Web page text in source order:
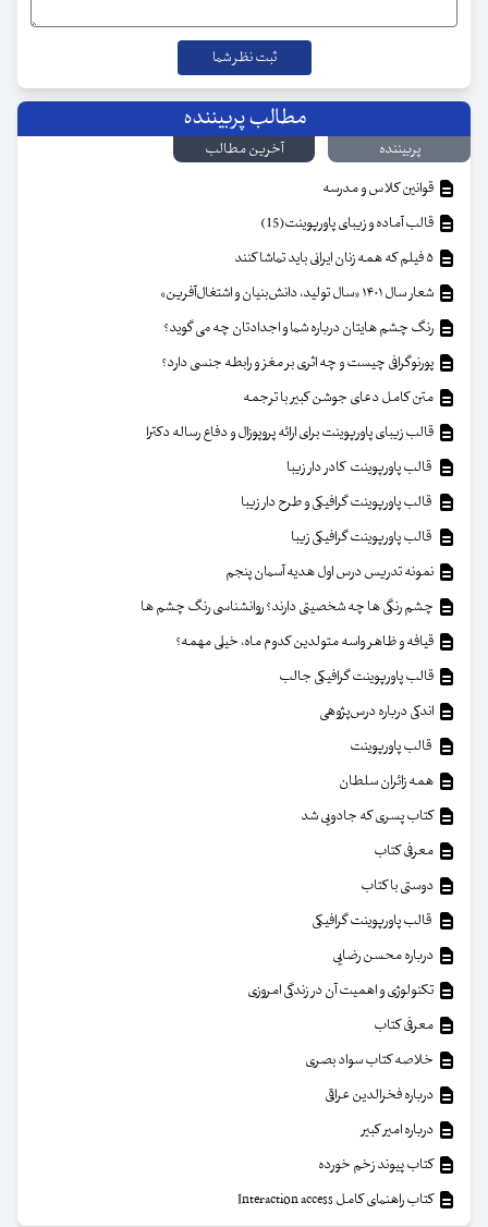
مطالب پربیننده
پربیننده
آخرین مطالب
قوانین کلاس و مدرسه
قالب آماده و زیبای پاورپوینت(15)
شعار سال ۱۴۰۱ «سال تولید، دانش‌بنیان و اشتغال‌آفرین»
رنگ چشم هایتان درباره شما و اجدادتان چه می گوید؟
پورنوگرافی چیست و چه اثری بر مغز و رابطه جنسی دارد؟
متن کامل دعای جوشن کبیر با ترجمه
قالب زیبای پاورپوینت برای ارائه پروپوزال و دفاع رساله دکترا
قالب پاورپوینت کادر دار زیبا
قالب پاورپوینت گرافیکی و طرح دار زیبا
قالب پاورپوینت گرافیکی زیبا
نمونه تدریس درس اول هدیه آسمان پنجم
چشم رنگی ها چه شخصیتی دارند؟ روانشناسی رنگ چشم ها
قیافه و ظاهر واسه متولدین کدوم ماه، خیلی مهمه؟
قالب پاورپوینت گرافیکی جالب
اندکی درباره درس‌پژوهی
قالب پاورپوینت
همه زائران سلطان
کتاب پسری که جادویی شد
معرفی کتاب
دوستی با کتاب
قالب پاورپوینت گرافیکی
درباره محسن رضایی
تکنولوژی و اهمیت آن در زندگی امروزی
معرفی کتاب
خلاصه کتاب سواد بصری
درباره فخرالدین عراقی
درباره امیر کبیر
کتاب پیوند زخم خورده
کتاب راهنمای کامل Interaction access